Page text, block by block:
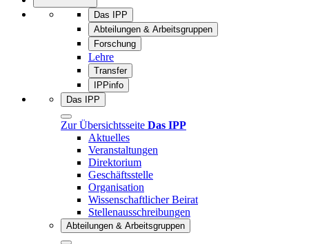
Das IPP
Abteilungen & Arbeitsgruppen
Forschung
Lehre
Transfer
IPPinfo
Das IPP
Zur Übersichtsseite Das IPP
Aktuelles
Veranstaltungen
Direktorium
Geschäftsstelle
Organisation
Wissenschaftlicher Beirat
Stellenausschreibungen
Abteilungen & Arbeitsgruppen